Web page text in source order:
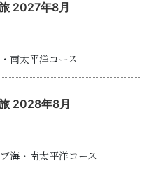
2027年8月
南太平洋コース
2028年8月
海・南太平洋コース